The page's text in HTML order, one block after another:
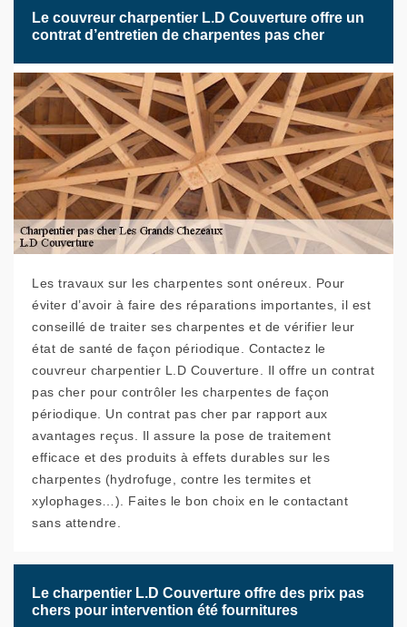
Le couvreur charpentier L.D Couverture offre un
contrat d’entretien de charpentes pas cher
Les travaux sur les charpentes sont onéreux. Pour
éviter d’avoir à faire des réparations importantes, il est
conseillé de traiter ses charpentes et de vérifier leur
état de santé de façon périodique. Contactez le
couvreur charpentier L.D Couverture. Il offre un contrat
pas cher pour contrôler les charpentes de façon
périodique. Un contrat pas cher par rapport aux
avantages reçus. Il assure la pose de traitement
efficace et des produits à effets durables sur les
charpentes (hydrofuge, contre les termites et
xylophages…). Faites le bon choix en le contactant
sans attendre.
Le charpentier L.D Couverture offre des prix pas
chers pour intervention été fournitures